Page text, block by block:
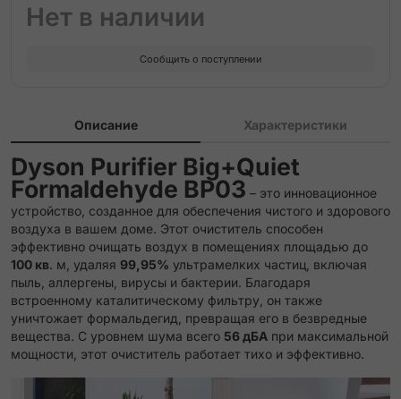
Нет в наличии
Сообщить о поступлении
Описание Характеристики
Dyson Purifier Big+Quiet
Formaldehyde BP03 – это инновационное
устройство, созданное для обеспечения чистого и здорового
воздуха в вашем доме. Этот очиститель способен
эффективно очищать воздух в помещениях площадью до
100 кв. м, удаляя 99,95% ультрамелких частиц, включая
пыль, аллергены, вирусы и бактерии. Благодаря
встроенному каталитическому фильтру, он также
уничтожает формальдегид, превращая его в безвредные
вещества. С уровнем шума всего 56 дБА при максимальной
мощности, этот очиститель работает тихо и эффективно.